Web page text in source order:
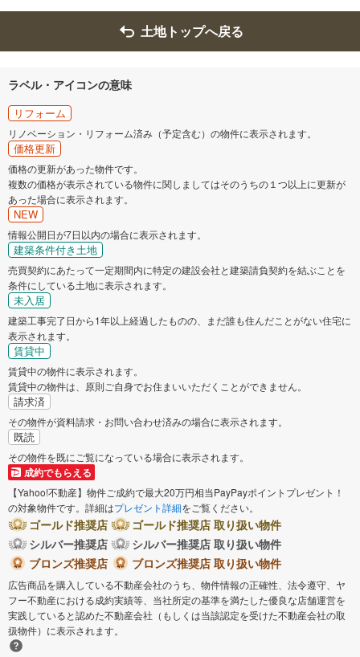
土地トップへ戻る
ラベル・アイコンの意味
リフォーム
リノベーション・リフォーム済み（予定含む）の物件に表示されます。
価格更新
価格の更新があった物件です。
複数の価格が表示されている物件に関しましてはそのうちの１つ以上に更新が
あった場合に表示されます。
NEW
情報公開日が7日以内の場合に表示されます。
建築条件付き土地
売買契約にあたって一定期間内に特定の建設会社と建築請負契約を結ぶことを
条件にしている土地に表示されます。
未入居
建築工事完了日から1年以上経過したものの、まだ誰も住んだことがない住宅に
表示されます。
賃貸中
賃貸中の物件に表示されます。
賃貸中の物件は、原則ご自身でお住まいいただくことができません。
請求済
その物件が資料請求・お問い合わせ済みの場合に表示されます。
既読
その物件を既にご覧になっている場合に表示されます。
成約でもらえる
【Yahoo!不動産】物件ご成約で最大20万円相当PayPayポイントプレゼント！
の対象物件です。詳細はプレゼント詳細をご覧ください。
ゴールド推奨店
ゴールド推奨店 取り扱い物件
シルバー推奨店
シルバー推奨店 取り扱い物件
ブロンズ推奨店
ブロンズ推奨店 取り扱い物件
広告商品を購入している不動産会社のうち、物件情報の正確性、法令遵守、ヤ
フー不動産における成約実績等、当社所定の基準を満たした優良な店舗運営を
実践していると認めた不動産会社（もしくは当該認定を受けた不動産会社の取
扱物件）に表示されます。